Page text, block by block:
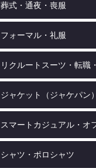
葬式・通夜・喪服
フォーマル・礼服
リクルートスーツ・転職
ジャケット（ジャケパン
スマートカジュアル・オ
シャツ・ポロシャツ